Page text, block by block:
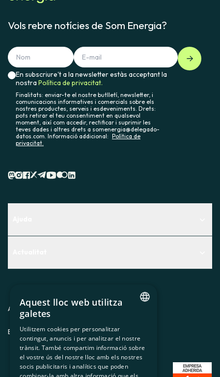
Vols rebre notícies de Som Energia?
En subscriure't a la newsletter estàs acceptant la
nostraPolítica de privacitat.
Finalitats: enviar-te el nostre butlletí, newsletter, i
comunicacions informatives i comercials sobre els
nostres productes, serveis i esdeveniments. Drets:
pots retirar el teu consentiment en qualsevol
moment, així com accedir, rectificar i suprimir les
teves dades i altres drets a somenergia@delegado-
datos.com. Informació addicional: Política de
privacitat.
Premsa
Treballa amb nosaltres
Avis legal Política de privacitatPolítica de cookies
ES CAGLEU
SPANISH
GL
BASQUE
Aquest lloc web utilitza
galetes
Utilitzem cookies per personalitzar
contingut, anuncis i per analitzar el nostre
trànsit. També compartim informació sobre
el vostre ús del nostre lloc amb els nostres
socis publicitaris i analítics que poden